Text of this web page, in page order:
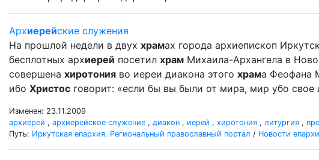
Архиерейские служения
На прошлой недели в двух храмах города архиепископ
бесплотных архиерей посетил храм Михаила-Архангела в
совершена хиротония во иереи диакона этого храма Феофана
ибо Христос говорит: «если бы вы были от мира, мир убо свое
Изменен: 23.11.2009
архиерей , архиерейское служение , диакон , иерей , хиротония , литургия ,
Путь: Иркутская епархия. Региональный православный портал / Новости